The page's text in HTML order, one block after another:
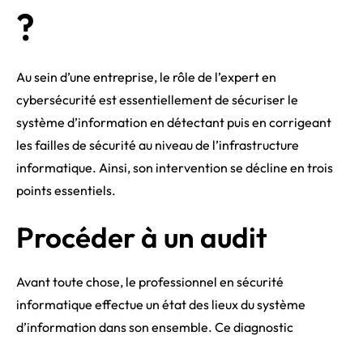
?
Au sein d’une entreprise, le rôle de l’expert en
cybersécurité est essentiellement de sécuriser le
système d’information en détectant puis en corrigeant
les failles de sécurité au niveau de l’infrastructure
informatique. Ainsi, son intervention se décline en trois
points essentiels.
Procéder à un audit
Avant toute chose, le professionnel en sécurité
informatique effectue un état des lieux du système
d’information dans son ensemble. Ce diagnostic